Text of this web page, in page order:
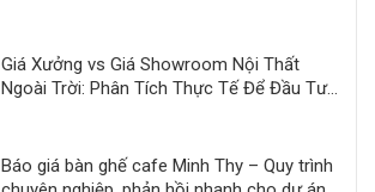
Giá Xưởng vs Giá Showroom Nội Thất
Ngoài Trời: Phân Tích Thực Tế Để Đầu Tư
Báo giá bàn ghế cafe Minh Thy – Quy trình